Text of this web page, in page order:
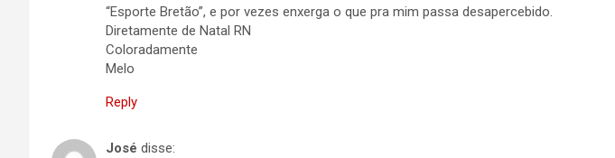
“Esporte Bretão”, e por vezes enxerga o que pra mim passa desapercebido.
Diretamente de Natal RN
Coloradamente
Melo
Reply
José disse: